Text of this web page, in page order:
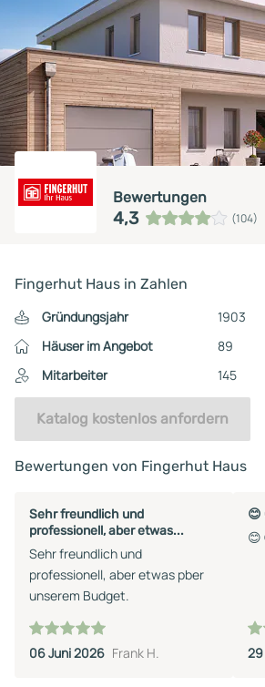
Bewertungen
4,3 (104)
Fingerhut Haus in Zahlen
Gründungsjahr
1903
Häuser im Angebot
89
Mitarbeiter
145
Katalog kostenlos anfordern
Bewertungen von Fingerhut Haus
Sehr freundlich und
professionell, aber etwas...
Sehr freundlich und
professionell, aber etwas pber
unserem Budget.
06 Juni 2026 Frank H.
😊
😊